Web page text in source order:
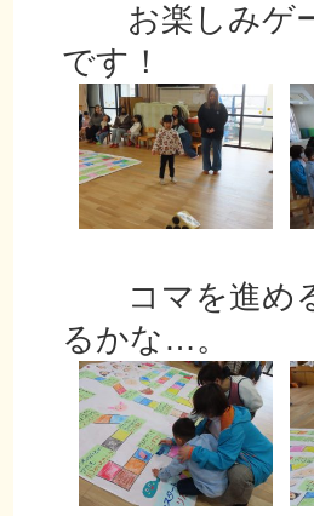
お楽しみゲー
です！
コマを進める
るかな…。